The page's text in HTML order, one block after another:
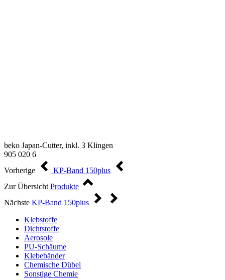
beko Japan-Cutter, inkl. 3 Klingen
905 020 6
Vorherige
KP-Band 150plus
Zur Übersicht Produkte
Nächste KP-Band 150plus
Klebstoffe
Dichtstoffe
Aerosole
PU-Schäume
Klebebänder
Chemische Dübel
Sonstige Chemie